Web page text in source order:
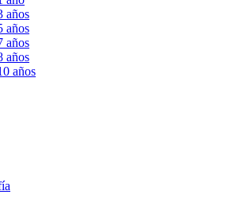
años
años
años
años
años